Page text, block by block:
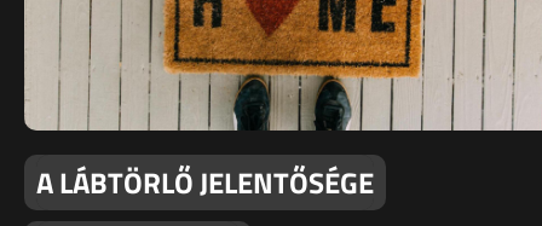
A LÁBTÖRLŐ JELENTŐSÉGE